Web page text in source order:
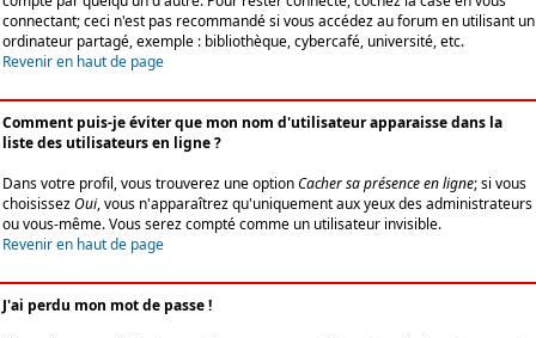
connectant; ceci n'est pas recommandé si vous accédez au forum en utilisant un
ordinateur partagé, exemple : bibliothèque, cybercafé, université, etc.
Revenir en haut de page
Comment puis-je éviter que mon nom d'utilisateur apparaisse dans la
liste des utilisateurs en ligne ?
Dans votre profil, vous trouverez une optionCacher sa présence en ligne; si vous
choisissezOui, vous n'apparaîtrez qu'uniquement aux yeux des administrateurs
ou vous-même. Vous serez compté comme un utilisateur invisible.
Revenir en haut de page
J'ai perdu mon mot de passe !